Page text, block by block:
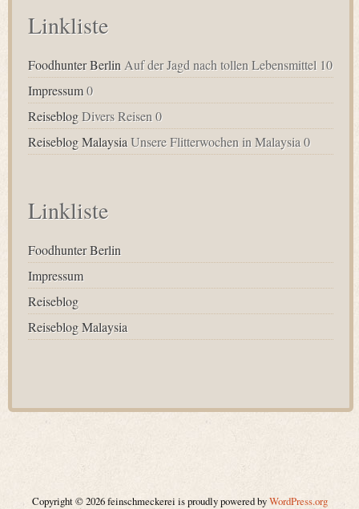
Linkliste
Foodhunter Berlin Auf der Jagd nach tollen Lebensmittel 10
Impressum0
ReiseblogDivers Reisen 0
Reiseblog MalaysiaUnsere Flitterwochen in Malaysia 0
Linkliste
Foodhunter Berlin
Impressum
Reiseblog
Reiseblog Malaysia
Copyright © 2026 feinschmeckerei is proudly powered byWordPress.org